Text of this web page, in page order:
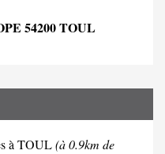
54200 TOUL
à TOUL(à 0.9km de